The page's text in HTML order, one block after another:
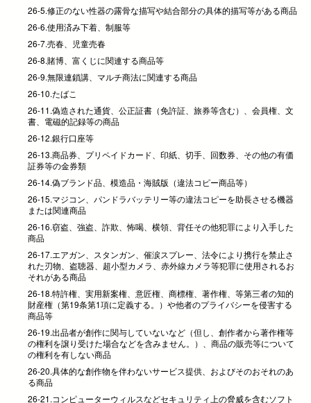
26-5.修正のない性器の露骨な描写や結合部分の具体的描写等がある商品
26-6.使用済み下着、制服等
26-7.売春、児童売春
26-8.賭博、富くじに関連する商品等
26-9.無限連鎖講、マルチ商法に関連する商品
26-10.たばこ
26-11.偽造された通貨、公正証書（免許証、旅券等含む）、会員権、文
書、電磁的記録等の商品
26-12.銀行口座等
26-13.商品券、プリペイドカード、印紙、切手、回数券、その他の有価
証券等の金券類
26-14.偽ブランド品、模造品・海賊版（違法コピー商品等）
26-15.マジコン、パンドラバッテリー等の違法コピーを助長させる機器
または関連商品
26-16.窃盗、強盗、詐欺、怖喝、横領、背任その他犯罪により入手した
商品
26-17.エアガン、スタンガン、催涙スプレー、法令により携行を禁止さ
れた刃物、盗聴器、超小型カメラ、赤外線カメラ等犯罪に使用されるお
それがある商品
26-18.特許権、実用新案権、意匠権、商標権、著作権、等第三者の知的
財産権（第19条第1項に定義する。）や他者のプライバシーを侵害する
商品等
26-19.出品者が創作に関与していないなど（但し、創作者から著作権等
の権利を譲り受けた場合などを含みません。）、商品の販売等について
の権利を有しない商品
26-20.具体的な創作物を伴わないサービス提供、およびそのおそれのあ
る商品
26-21.コンピューターウィルスなどセキュリティ上の脅威を含むソフト